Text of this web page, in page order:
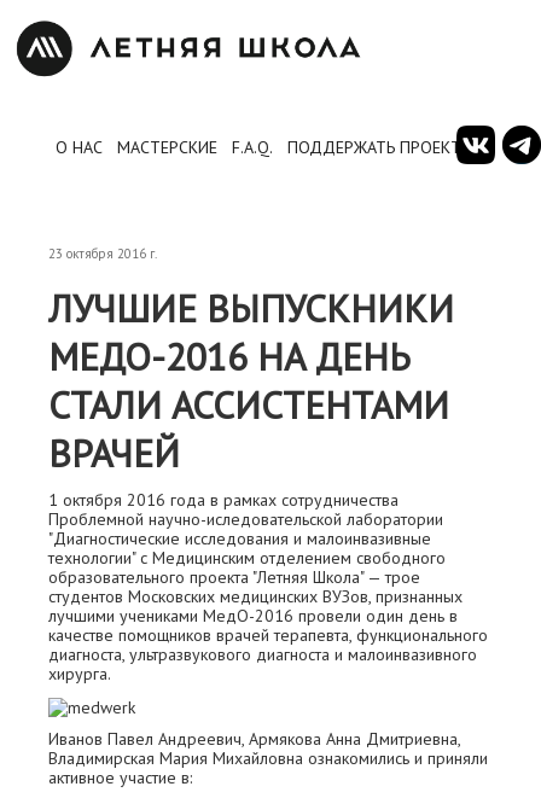
О НАС МАСТЕРСКИЕ F.A.Q. ПОДДЕРЖАТЬ ПРОЕКТ
23 октября 2016 г.
ЛУЧШИЕ ВЫПУСКНИКИ
МЕДО-2016 НА ДЕНЬ
СТАЛИ АССИСТЕНТАМИ
ВРАЧЕЙ
1 октября 2016 года в рамках сотрудничества
Проблемной научно-иследовательской лаборатории
"Диагностические исследования и малоинвазивные
технологии" с Медицинским отделением свободного
образовательного проекта "Летняя Школа" — трое
студентов Московских медицинских ВУЗов, признанных
лучшими учениками МедО-2016 провели один день в
качестве помощников врачей терапевта, функционального
диагноста, ультразвукового диагноста и малоинвазивного
хирурга.
Иванов Павел Андреевич, Армякова Анна Дмитриевна,
Владимирская Мария Михайловна ознакомились и приняли
активное участие в: